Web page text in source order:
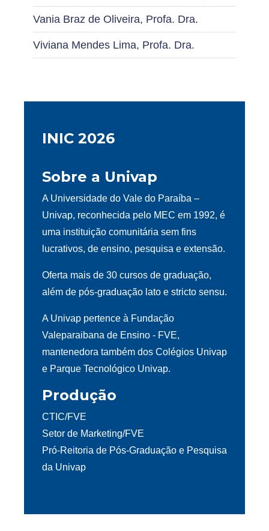
Vania Braz de Oliveira, Profa. Dra.
Viviana Mendes Lima, Profa. Dra.
INIC 2026
Sobre a Univap
A Universidade do Vale do Paraíba –
Univap, reconhecida pelo MEC em 1992, é
uma instituição comunitária sem fins
lucrativos, de ensino, pesquisa e extensão.
Oferta mais de 30 cursos de graduação,
além de pós-graduação lato e stricto sensu.
A Univap pertence à Fundação
Valeparaibana de Ensino - FVE,
mantenedora também dos Colégios Univap
e Parque Tecnológico Univap.
Produção
CTIC/FVE
Setor de Marketing/FVE
Pró-Reitoria de Pós-Graduação e Pesquisa
da Univap